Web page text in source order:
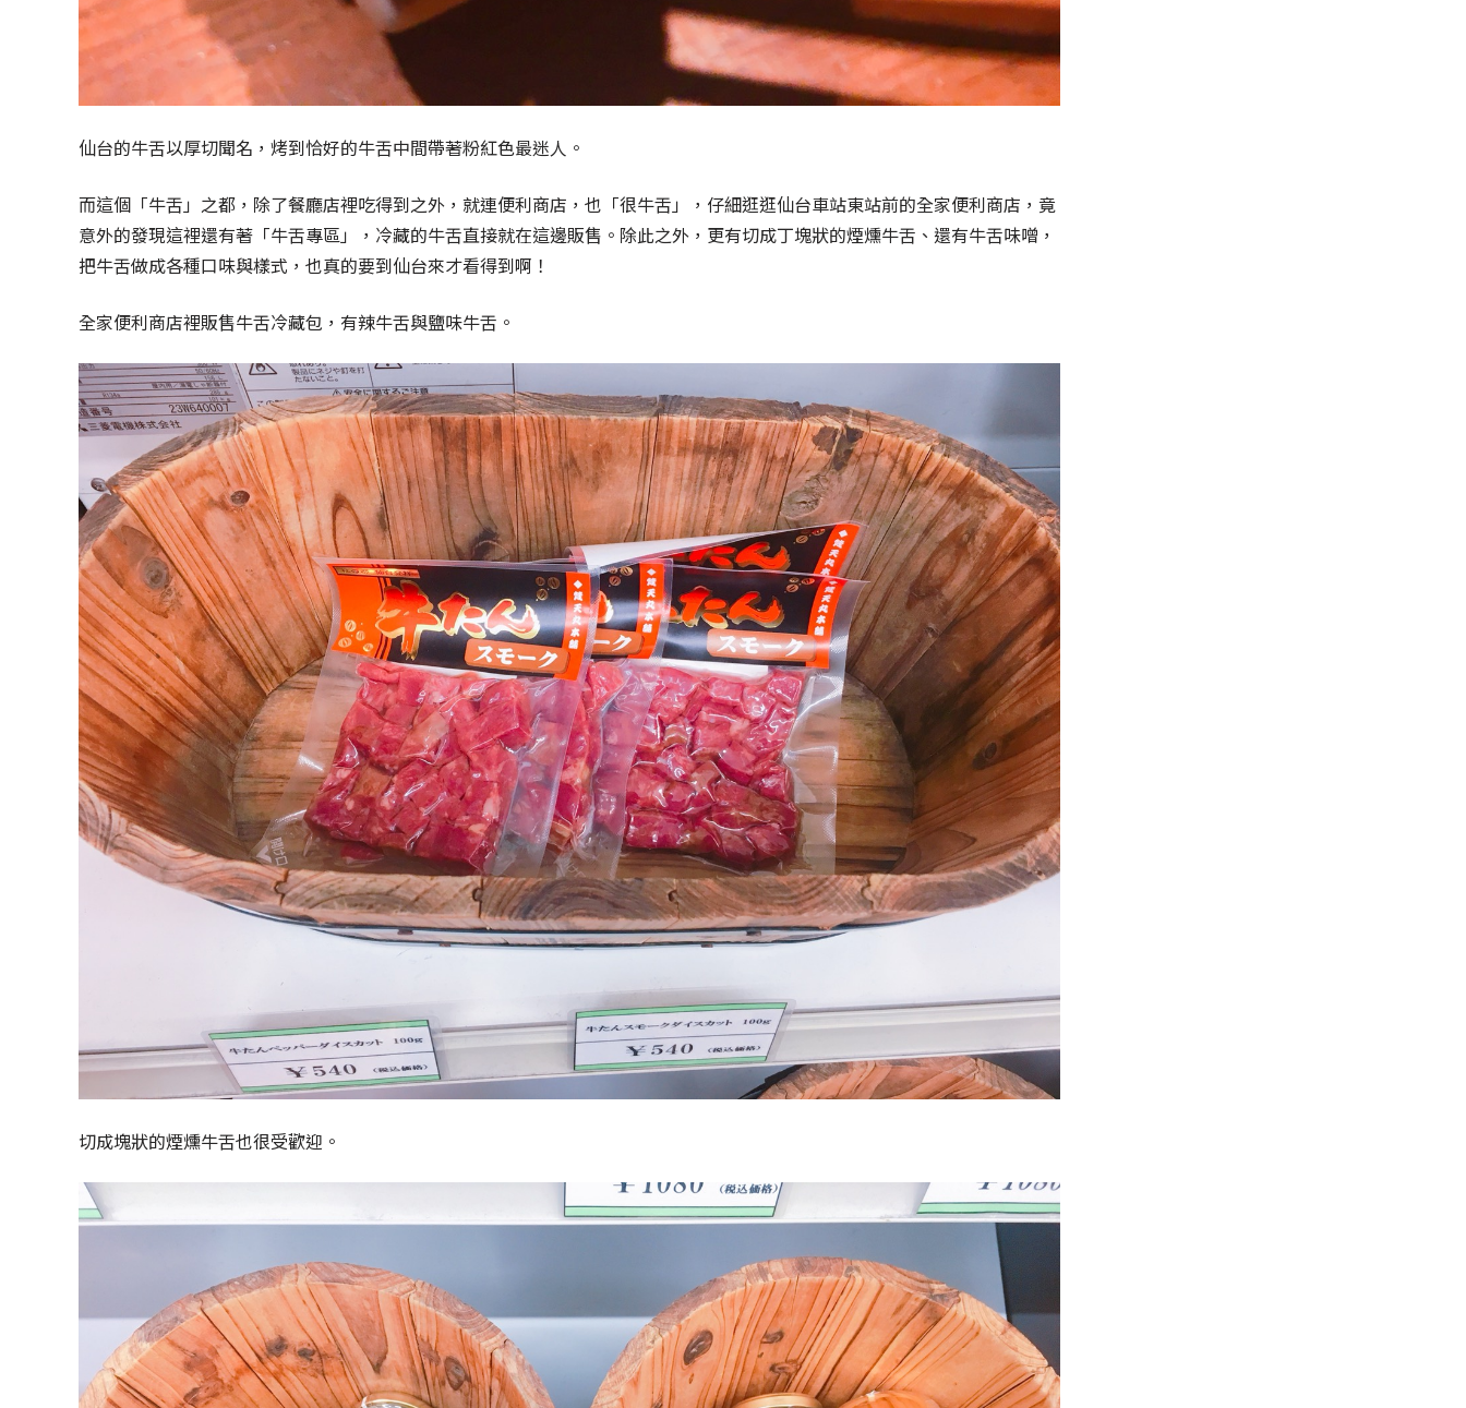
仙台的牛舌以厚切聞名，烤到恰好的牛舌中間帶著粉紅色最迷人。
而這個「牛舌」之都，除了餐廳店裡吃得到之外，就連便利商店，也「很牛舌」，仔細逛逛仙台車站東站前的全家便利商店，竟
意外的發現這裡還有著「牛舌專區」，冷藏的牛舌直接就在這邊販售。除此之外，更有切成丁塊狀的煙燻牛舌、還有牛舌味噌，
把牛舌做成各種口味與樣式，也真的要到仙台來才看得到啊！
全家便利商店裡販售牛舌冷藏包，有辣牛舌與鹽味牛舌。
切成塊狀的煙燻牛舌也很受歡迎。